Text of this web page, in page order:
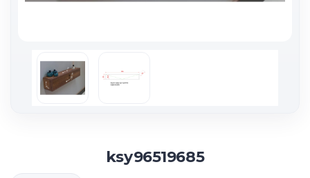
ksy96519685